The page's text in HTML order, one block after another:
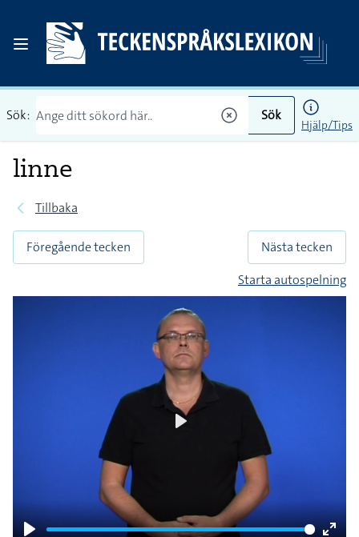
Sök: Sök
Hjälp/Tips
linne
Tillbaka
Föregående tecken
Nästa tecken
Starta autospelning